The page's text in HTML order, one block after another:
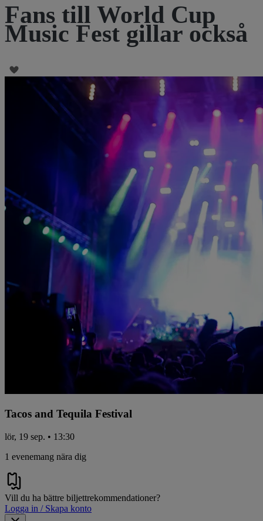
Fans till World Cup
Music Fest gillar också
Tacos and Tequila Festival
lör, 19 sep. • 13:30
1 evenemang nära dig
Vill du ha bättre biljettrekommendationer?
Logga in / Skapa konto